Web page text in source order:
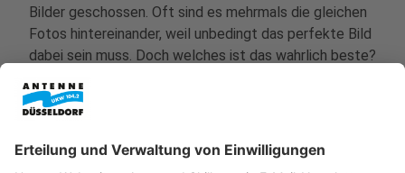
Bilder geschossen. Oft sind es mehrmals die gleichen
Fotos hintereinander, weil unbedingt das perfekte Bild
dabei sein muss. Doch welches ist das wahrlich beste?
helfen. Manche Smartphones sortieren Fotos schon
ab der Werkseinstellung in Kategorien wie "Strand"
oder "Hund", oft läuft das aber nicht wirklich gut.
Besser machen es Apps, die beim Sortieren in